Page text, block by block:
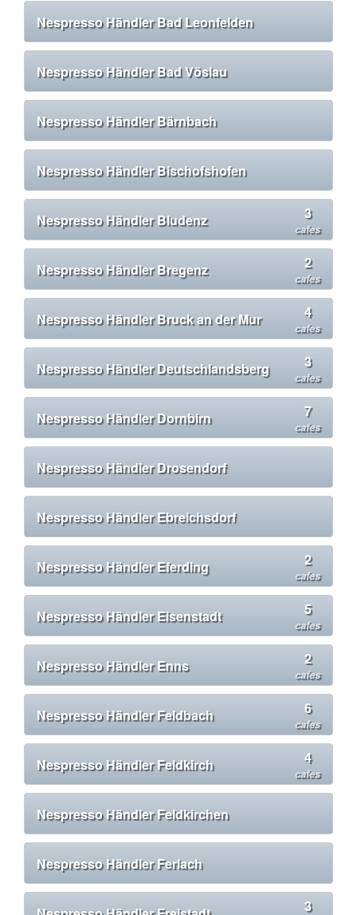
Nespresso Händler Bad Leonfelden
Nespresso Händler Bad Vöslau
Nespresso Händler Bärnbach
Nespresso Händler Bischofshofen
Nespresso Händler Bludenz 3
cafes
Nespresso Händler Bregenz 2
cafes
Nespresso Händler Bruck an der Mur 4
cafes
Nespresso Händler Deutschlandsberg 3
cafes
Nespresso Händler Dornbirn 7
cafes
Nespresso Händler Drosendorf
Nespresso Händler Ebreichsdorf
Nespresso Händler Eferding 2
cafes
Nespresso Händler Eisenstadt 5
cafes
Nespresso Händler Enns 2
cafes
Nespresso Händler Feldbach 6
cafes
Nespresso Händler Feldkirch 4
cafes
Nespresso Händler Feldkirchen
Nespresso Händler Ferlach
3